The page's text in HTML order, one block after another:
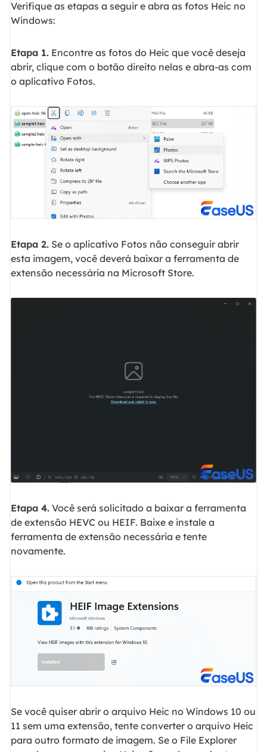
Verifique as etapas a seguir e abra as fotos Heic no
Windows:
Etapa 1.Encontre as fotos do Heic que você deseja
abrir, clique com o botão direito nelas e abra-as com
o aplicativo Fotos.
Etapa 2.Se o aplicativo Fotos não conseguir abrir
esta imagem, você deverá baixar a ferramenta de
extensão necessária na Microsoft Store.
Etapa 4.Você será solicitado a baixar a ferramenta
de extensão HEVC ou HEIF. Baixe e instale a
ferramenta de extensão necessária e tente
novamente.
Se você quiser abrir o arquivo Heic no Windows 10 ou
11 sem uma extensão, tente converter o arquivo Heic
para outro formato de imagem. Se o File Explorer